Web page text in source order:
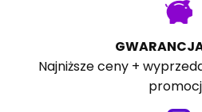
Najniższe ceny +